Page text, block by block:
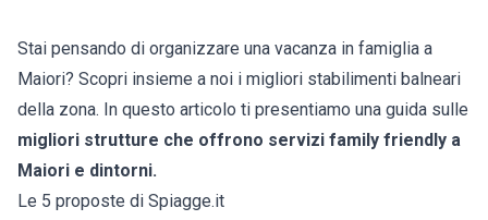
Stai pensando di organizzare una vacanza in famiglia a
Maiori? Scopri insieme a noi i migliori stabilimenti balneari
della zona. In questo articolo ti presentiamo una guida sulle
migliori strutture che offrono servizi family friendly a
Maiori e dintorni.
Le 5 proposte di Spiagge.it